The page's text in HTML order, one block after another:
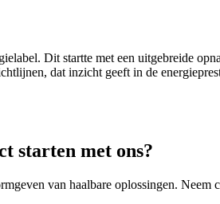
Dit startte met een uitgebreide
dat inzicht geeft in de
starten met ons?
van haalbare oplossingen.